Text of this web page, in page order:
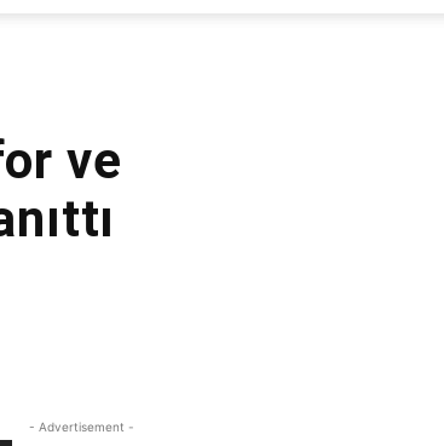
ve
- Advertisement -